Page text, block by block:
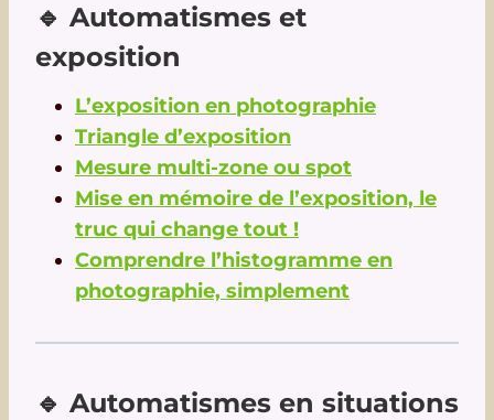
🔹 Automatismes et
exposition
L’exposition en photographie
Triangle d’exposition
Mesure multi-zone ou spot
Mise en mémoire de l’exposition, le
truc qui change tout !
Comprendre l’histogramme en
photographie, simplement
🔹 Automatismes en situations